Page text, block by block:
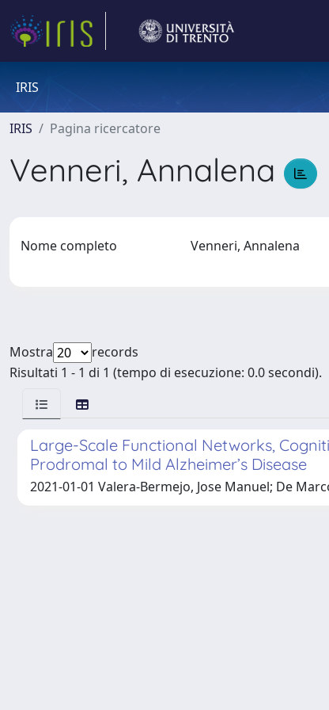
IRIS
IRIS Pagina ricercatore
Venneri, Annalena
Nome completo Venneri, Annalena
Mostra
records
Risultati 1 - 1 di 1 (tempo di esecuzione: 0.0 secondi).
Large-Scale Functional Networks,
Prodromal to Mild Alzheimer’s Disease
2021-01-01 Valera-Bermejo, Jose Manuel; De